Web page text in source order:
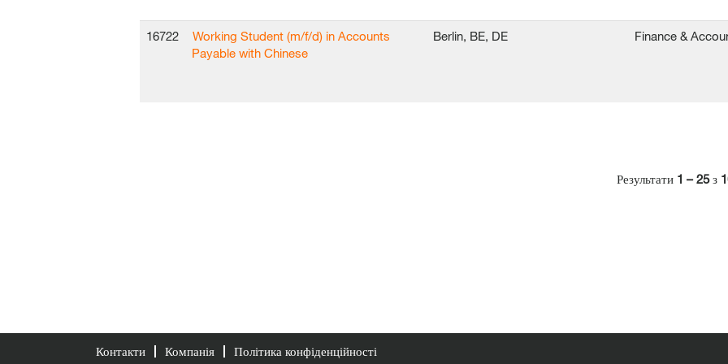
16722
Working Student (m/f/d) in Accounts
Payable with Chinese
Berlin, BE, DE Finance &
Результати 1 – 25з
Контакти Компанія Політика конфіденційності